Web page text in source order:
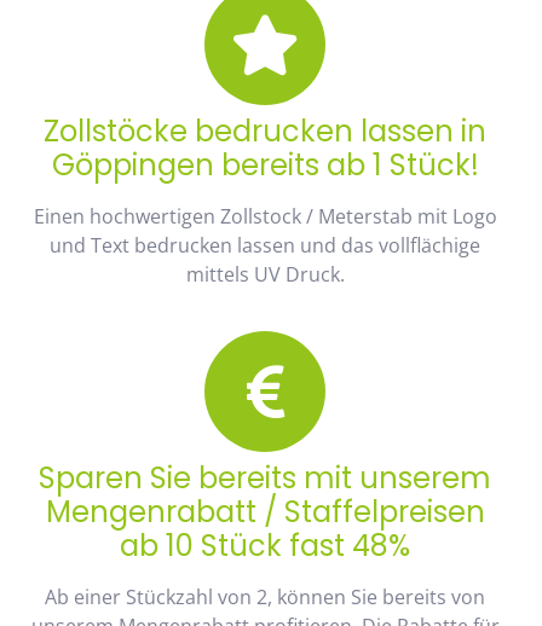
Zollstöcke bedrucken lassen in
Göppingen bereits ab 1 Stück!
Einen hochwertigen Zollstock / Meterstab mit Logo
und Text bedrucken lassen und das vollflächige
mittels UV Druck.
Sparen Sie bereits mit unserem
Mengenrabatt / Staffelpreisen
ab 10 Stück fast 48%
Ab einer Stückzahl von 2, können Sie bereits von